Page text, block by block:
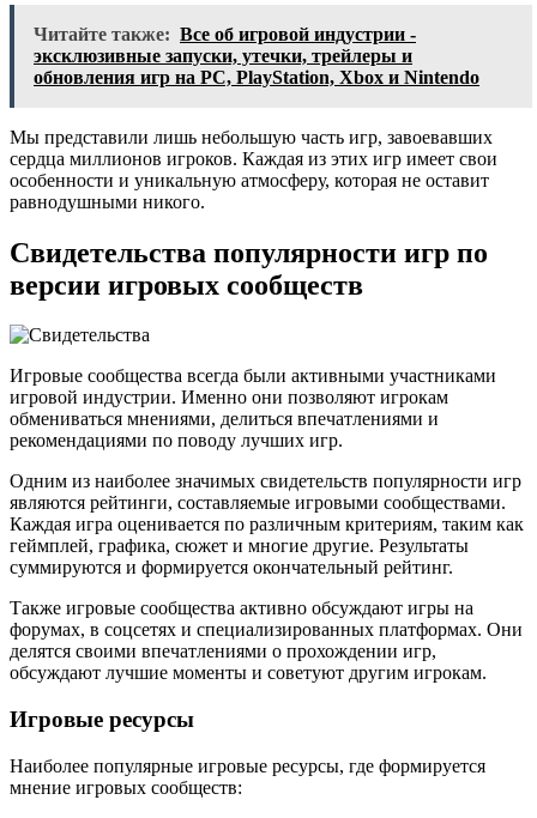
Читайте также: Все об игровой индустрии -
эксклюзивные запуски, утечки, трейлеры и
обновления игр на PC, PlayStation, Xbox и Nintendo
Мы представили лишь небольшую часть игр, завоевавших
сердца миллионов игроков. Каждая из этих игр имеет свои
особенности и уникальную атмосферу, которая не оставит
равнодушными никого.
Свидетельства популярности игр по
версии игровых сообществ
Игровые сообщества всегда были активными участниками
игровой индустрии. Именно они позволяют игрокам
обмениваться мнениями, делиться впечатлениями и
рекомендациями по поводу лучших игр.
Одним из наиболее значимых свидетельств популярности игр
являются рейтинги, составляемые игровыми сообществами.
Каждая игра оценивается по различным критериям, таким как
геймплей, графика, сюжет и многие другие. Результаты
суммируются и формируется окончательный рейтинг.
Также игровые сообщества активно обсуждают игры на
форумах, в соцсетях и специализированных платформах. Они
делятся своими впечатлениями о прохождении игр,
обсуждают лучшие моменты и советуют другим игрокам.
Игровые ресурсы
Наиболее популярные игровые ресурсы, где формируется
мнение игровых сообществ: